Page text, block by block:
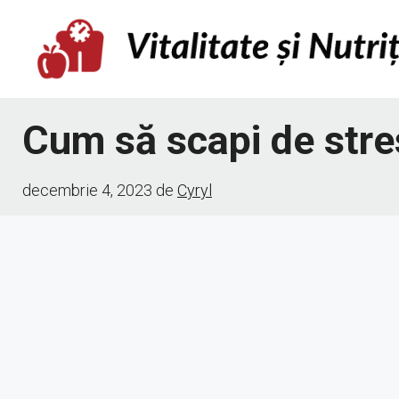
conținut
Cum să scapi de
decembrie 4, 2023 de Cyryl